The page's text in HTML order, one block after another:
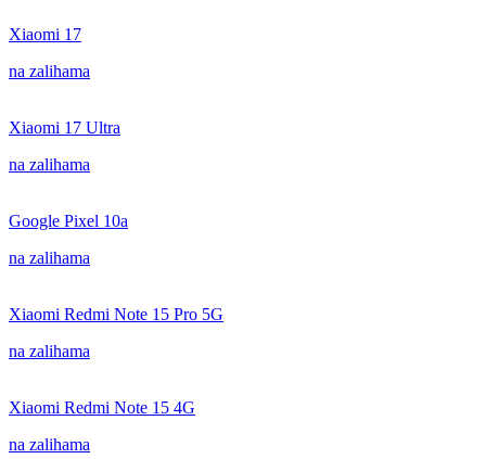
Xiaomi 17
na zalihama
Xiaomi 17 Ultra
na zalihama
Google Pixel 10a
na zalihama
Xiaomi Redmi Note 15 Pro 5G
na zalihama
Xiaomi Redmi Note 15 4G
na zalihama